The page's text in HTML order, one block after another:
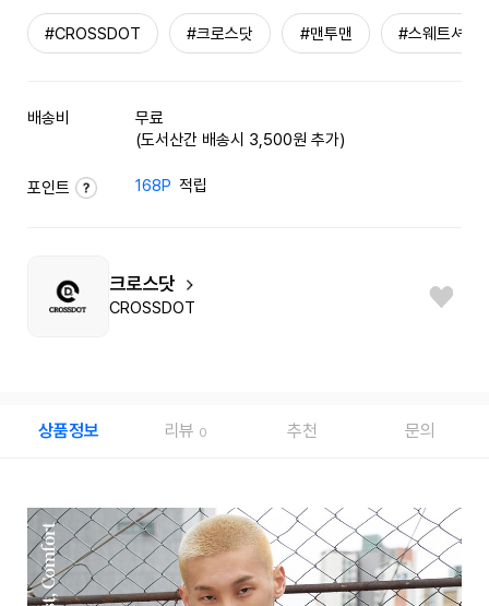
#CROSSDOT #크로스닷 #맨투맨 #스웨트셔츠
배송비
무료
(도서산간 배송시 3,500원 추가)
포인트 168P 적립
크로스닷
CROSSDOT
상품정보 리뷰 0 추천 문의